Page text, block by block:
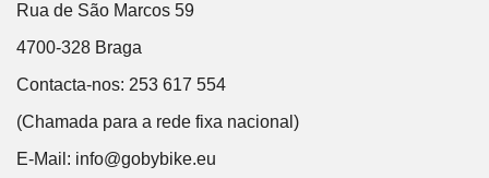
Rua de São Marcos 59
4700-328 Braga
Contacta-nos: 253 617 554
(Chamada para a rede fixa nacional)
E-Mail: info@gobybike.eu